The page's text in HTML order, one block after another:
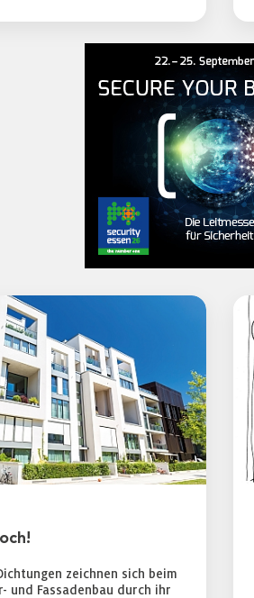
zeichnen sich beim
und Fassadenbau durch ihr